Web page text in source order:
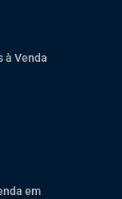
à Venda
em